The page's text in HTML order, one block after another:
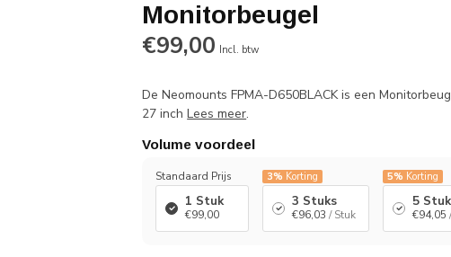
Monitorbeugel
€99,00 Incl. btw
De Neomounts FPMA-D650BLACK is een
27 inchLees meer.
Volume voordeel
Standaard Prijs
1 Stuk
€99,00
3% Korting
3 Stuks
€96,03 / Stuk
5% Korting
5
€94,05